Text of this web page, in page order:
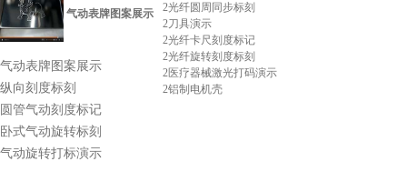
气动表牌图案展示
气动表牌图案展示
纵向刻度标刻
圆管气动刻度标记
卧式气动旋转标刻
气动旋转打标演示
2光纤圆周同步标刻
2刀具演示
2光纤卡尺刻度标记
2光纤旋转刻度标刻
2医疗器械激光打码演示
2铝制电机壳